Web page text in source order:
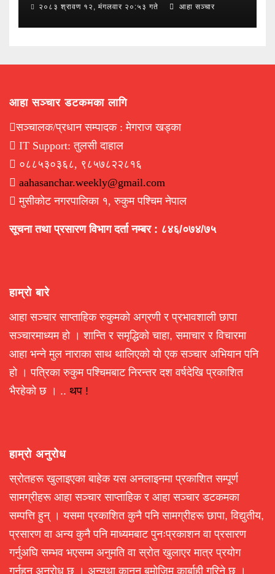
२०८३ श्रावण १२, मंगलवार २०:५३ गते आहा सञ्चार
आहा सञ्चार डटकमका लागि
सञ्चालक/प्रधान सम्पादक : मेगराज खड्का
IT Support: तुलसी दाहाल
०८८५३०३६८, ९८५७८२२८१६
aahasanchar.weekly@gmail.com
मुसीकोट नगरपालिका १, रुकुम पश्चिम नेपाल
सूचना तथा प्रसारण विभाग दर्ता नम्बर : ८४६/०७४/७५
हाम्रो बारे
आहा सञ्चार साप्ताहिक रुकुमको अग्रणी र प्रभावशाली छापा
सञ्चारमाध्यम हो । शान्ति र समृद्धिको चाहा, समाचार र विचारमा
आहा भन्ने मुल नाराका साथ थालिएको यो एक सञ्चार अभियान पनि
हो । पत्रिका रुकुम पश्चिमबाट निरन्तर दश वर्षदेखि प्रकाशित
भैरहेको छ । .. थप !
हाम्रो अनुरोध
स्रोतहरू खुलाइएका बाहेक यस अनलाइनमा प्रकाशित सम्पूर्ण
सामग्रीहरू आहा सञ्चार साप्ताहिक र आहा सञ्चार डटकमका
सम्पत्ति हुन् । यसमा प्रकाशित कुनै पनि सामग्रीहरू छापा, विद्युतीय,
प्रसारण वा अन्य कुनै पनि माध्यमबाट पुनःप्रकाशन वा प्रसारण
गर्नुअघि सम्भव भएसम्म अनुमति वा स्रोत खुलाएर मात्र प्रयोग
गर्नहुन अनुरोध छ । अन्यथा कानून बमोजिम कार्बाही गरिने छ ।